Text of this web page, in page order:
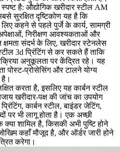
है: औद्योगिक खरीदार स्टील AM
सुरक्षित दृष्टिकोण यह है कि
कहने से पहले पुर्जे के कार्य, सामग्री
निरीक्षण आवश्यकताओं और
संदर्भ के लिए, खरीदारस्टेनलेस
3d प्रिंटिंगसे कर सकते हैं ताकि
अनुकूलता पर केंद्रित रहे। यह
पोस्ट-प्रोसेसिंग और टालने योग्य
करता है, इसलिए यह कार्बन स्टील
खरीदार-पक्ष की जांच का उपयोग
कार्बन स्टील, बाइंडर जेटिंग,
पर भी लागू होता है। एक अच्छी
क्या शामिल है, किसकी अभी पुष्टि होने
कहाँ मौजूद है, और ऑर्डर जारी होने
करेगा।